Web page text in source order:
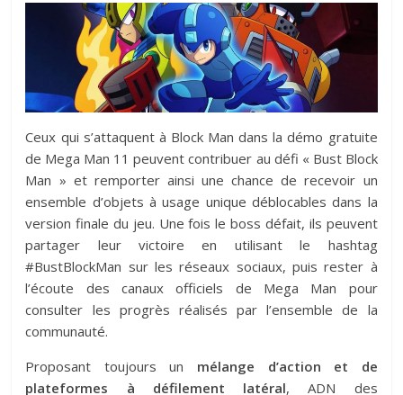
Ceux qui s’attaquent à Block Man dans la démo gratuite
de Mega Man 11 peuvent contribuer au défi « Bust Block
Man » et remporter ainsi une chance de recevoir un
ensemble d’objets à usage unique déblocables dans la
version finale du jeu. Une fois le boss défait, ils peuvent
partager leur victoire en utilisant le hashtag
#BustBlockMan sur les réseaux sociaux, puis rester à
l’écoute des canaux officiels de Mega Man pour
consulter les progrès réalisés par l’ensemble de la
communauté.
Proposant toujours un mélange d’action et de
plateformes à défilement latéral, ADN des